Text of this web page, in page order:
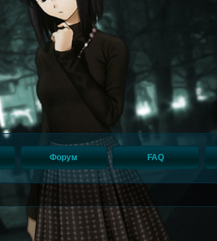
Форум FAQ